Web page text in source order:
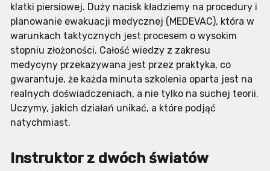
klatki piersiowej. Duży nacisk kładziemy na procedury i
planowanie ewakuacji medycznej (MEDEVAC), która w
warunkach taktycznych jest procesem o wysokim
stopniu złożoności. Całość wiedzy z zakresu
medycyny przekazywana jest przez praktyka, co
gwarantuje, że każda minuta szkolenia oparta jest na
realnych doświadczeniach, a nie tylko na suchej teorii.
Uczymy, jakich działań unikać, a które podjąć
natychmiast.
Instruktor z dwóch światów